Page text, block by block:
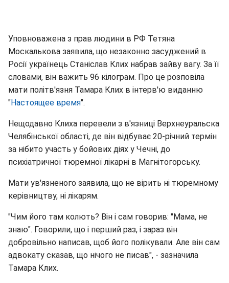
Уповноважена з прав людини в РФ Тетяна
Москалькова заявила, що незаконно засуджений в
Росії українець Станіслав Клих набрав зайву вагу. За її
словами, він важить 96 кілограм. Про це розповіла
мати політв'язня Тамара Клих в інтерв'ю виданню
"Настоящее время".
Нещодавно Клиха перевели з в'язниці Верхнеуральска
Челябінської області, де він відбуває 20-річний термін
за нібито участь у бойових діях у Чечні, до
психіатричної тюремної лікарні в Магнітогорську.
Мати ув'язненого заявила, що не вірить ні тюремному
керівництву, ні лікарям.
"Чим його там колють? Він і сам говорив: "Мама, не
знаю". Говорили, що і перший раз, і зараз він
добровільно написав, щоб його полікували. Але він сам
адвокату сказав, що нічого не писав", - зазначила
Тамара Клих.